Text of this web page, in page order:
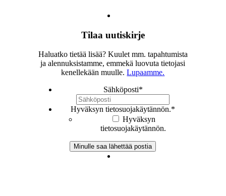
Tilaa uutiskirje
Haluatko tietää lisää? Kuulet mm. tapahtumista
ja alennuksistamme, emmekä luovuta tietojasi
kenellekään muulle.Lupaamme.
Sähköposti*
Hyväksyn tietosuojakäytännön.*
Hyväksyn
tietosuojakäytännön.